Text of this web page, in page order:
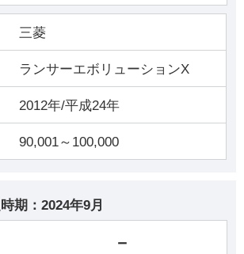
三菱
ランサーエボリューションX
2012年/平成24年
90,001～100,000
期： 2024年9月
－